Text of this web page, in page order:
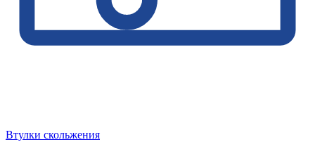
Втулки скольжения